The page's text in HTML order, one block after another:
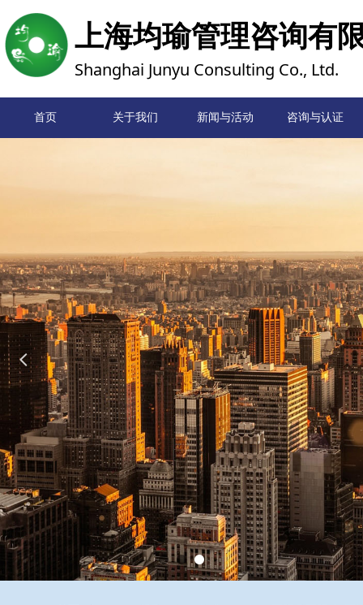
넳
首页
首页 关于我们 新闻与活动 咨询与认证
上海均瑜管理咨询有
Shanghai Junyu Consulting Co., Ltd.